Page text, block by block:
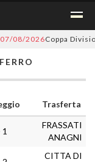
2026Coppa
Trasferta
1
FRASSATI
ANAGNI
CITTA DI